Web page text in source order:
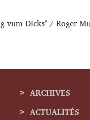
vum Dicks" / Roger
ARCHIVES
ACTUALITÉS